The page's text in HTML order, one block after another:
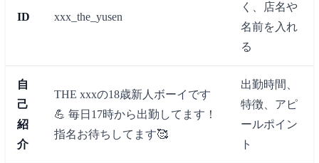
ID xxx_the_yusen
く、店名や
名前を入れ
る
自
己
紹
介
THE xxxの18歳新人ボーイです
💪 毎日17時から出勤してます！
指名お待ちしてます🥰
出勤時間、
特徴、アピ
ールポイン
ト